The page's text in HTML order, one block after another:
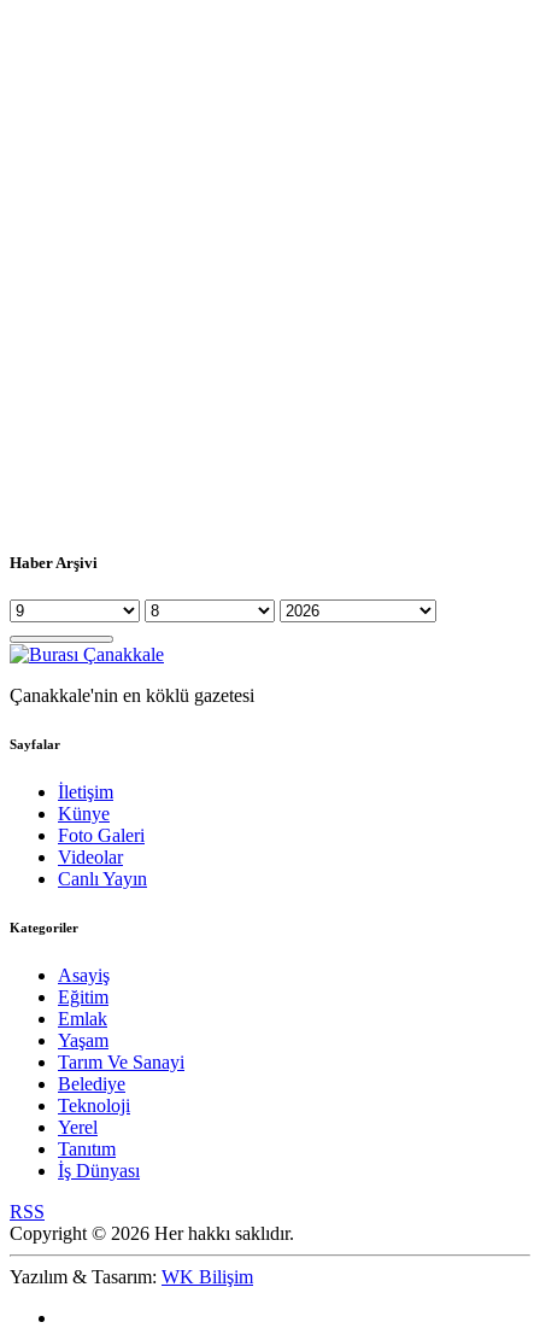
Haber Arşivi
Çanakkale'nin en köklü gazetesi
Sayfalar
İletişim
Künye
Foto Galeri
Videolar
Canlı Yayın
Kategoriler
Asayiş
Eğitim
Emlak
Yaşam
Tarım Ve Sanayi
Belediye
Teknoloji
Yerel
Tanıtım
İş Dünyası
RSS
Copyright © 2026 Her hakkı saklıdır.
Yazılım & Tasarım: WK Bilişim